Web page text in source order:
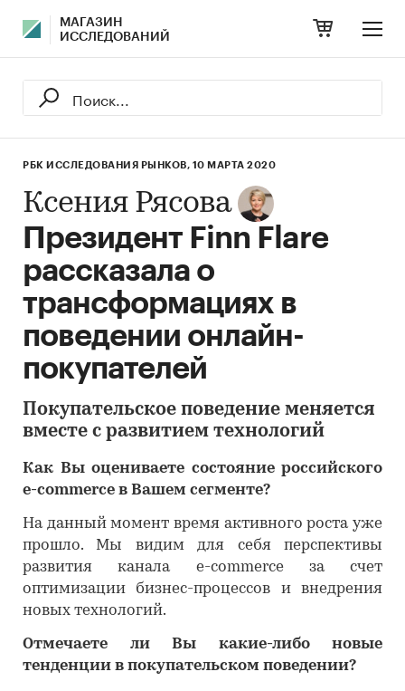
МАГАЗИН
ИССЛЕДОВАНИЙ
РБК ИССЛЕДОВАНИЯ РЫНКОВ, 10 МАРТА 2020
Ксения Рясова
Президент Finn Flare
рассказала о
трансформациях в
поведении онлайн-
покупателей
Покупательское поведение меняется
вместе с развитием технологий
Как Вы оцениваете состояние российского
e-commerce в Вашем сегменте?
На данный момент время активного роста уже
прошло. Мы видим для себя перспективы
развития канала e-commerce за счет
оптимизации бизнес-процессов и внедрения
новых технологий.
Отмечаете ли Вы какие-либо новые
тенденции в покупательском поведении?